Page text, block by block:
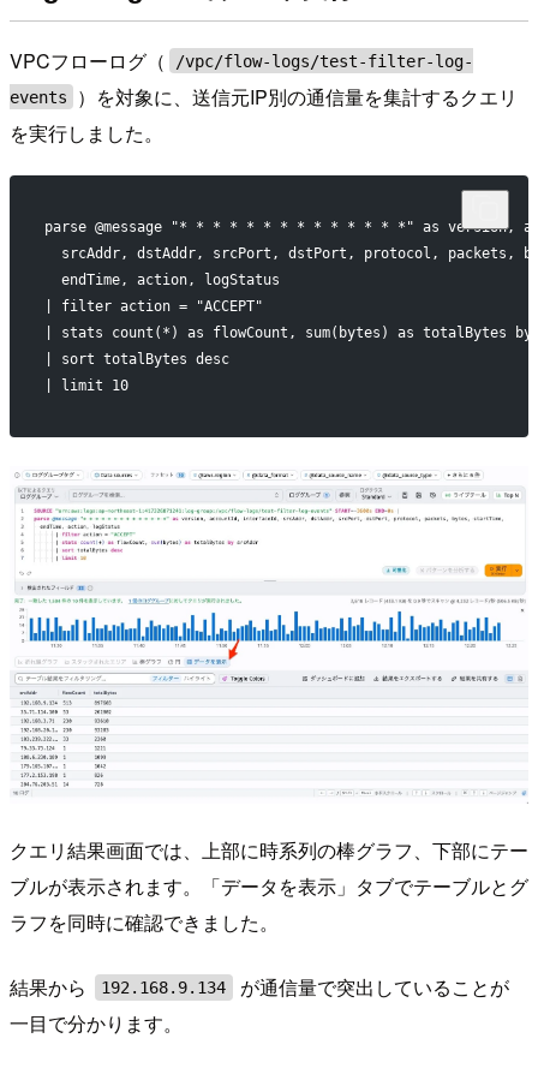
VPCフローログ（
/vpc/flow-logs/test-filter-log-
events
）を対象に、送信元IP別の通信量を集計するクエリ
を実行しました。
parse @message "* * * * * * * * * * * * * *" as version,
srcAddr, dstAddr, srcPort, dstPort, protocol, packets,
  endTime, action, logStatus
| filter action = "ACCEPT"
| stats count(*) as flowCount, sum(bytes) as totalBytes by
| sort totalBytes desc
| limit 10
クエリ結果画面では、上部に時系列の棒グラフ、下部にテー
ブルが表示されます。「データを表示」タブでテーブルとグ
ラフを同時に確認できました。
結果から 192.168.9.134
が通信量で突出していることが
一目で分かります。